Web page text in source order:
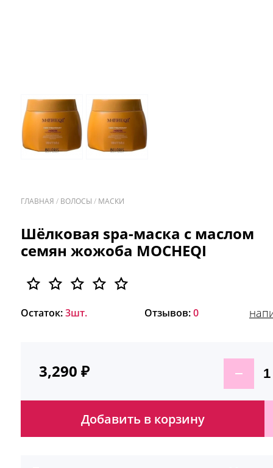
ГЛАВНАЯ / ВОЛОСЫ / МАСКИ
Шёлковая spa-маска с маслом
семян жожоба MOCHEQI
Остаток:3шт. Отзывов: 0
3,290 ₽
Добавить в корзину